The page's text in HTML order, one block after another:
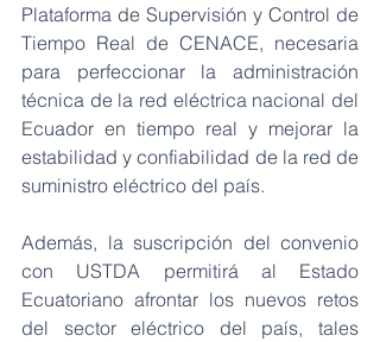
Plataforma de Supervisión y Control de
Tiempo Real de CENACE, necesaria
para perfeccionar la administración
técnica de la red eléctrica nacional del
Ecuador en tiempo real y mejorar la
estabilidad y confiabilidad de la red de
suministro eléctrico del país.
Además, la suscripción del convenio
con USTDA permitirá al Estado
Ecuatoriano afrontar los nuevos retos
del sector eléctrico del país, tales